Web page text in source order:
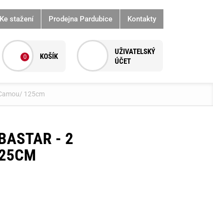
Ke stažení Prodejna Pardubice Kontakty
0
125cm
- 2